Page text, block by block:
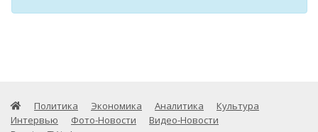
Политика Экономика Аналитика
Культура
Интервью
Фото-Новости
Видео-Новости